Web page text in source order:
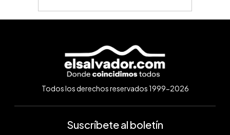
Todos los derechos reservados 1999-2026
Suscríbete al boletín